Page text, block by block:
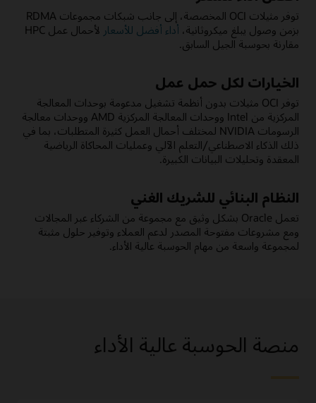
توفر مثيلات OCI المخصصة، إلى جانب شبكات مجموعات RDMA
بزمن وصول يبلغ ميكروثانية، أداء أفضل للأسعار
لأحمال عمل HPC
مقارنة بحوسبة الجيل السابق.
الخيارات لكل حمل عمل
توفر OCI مثيلات بدون أنظمة تشغيل مدعومة بوحدات المعالجة
المركزية من Intel ووحدات المعالجة المركزية AMD ووحدات معالجة
الرسومات NVIDIA لمختلف أحمال العمل كثيرة المتطلبات، بما في
ذلك الذكاء الاصطناعي/التعلم الآلي وعمليات المحاكاة الرياضية
المعقدة وتحليلات البيانات الكبيرة.
النظام البنائي للشريك الغني
تعمل Oracle بشكل وثيق مع مجموعة من الشركاء عبر المجالات
ومع مشروعات مفتوحة المصدر لدعم العملاء وتوفير حلول مثبتة
لمجموعة واسعة من مهام الحوسبة عالية الأداء.
منصة الحوسبة عالية الأداء